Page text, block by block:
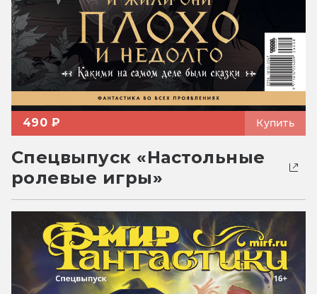
490 ₽ Купить
Спецвыпуск «Настольные
ролевые игры»